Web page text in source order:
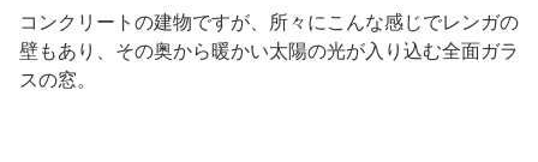
コンクリートの建物ですが、所々にこんな感じでレンガの
壁もあり、その奥から暖かい太陽の光が入り込む全面ガラ
スの窓。